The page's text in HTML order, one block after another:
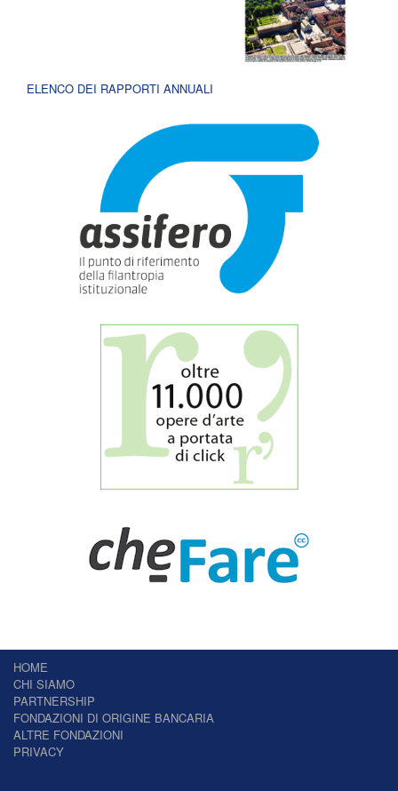
ELENCO DEI RAPPORTI ANNUALI
HOME
CHI SIAMO
PARTNERSHIP
FONDAZIONI DI ORIGINE BANCARIA
ALTRE FONDAZIONI
PRIVACY